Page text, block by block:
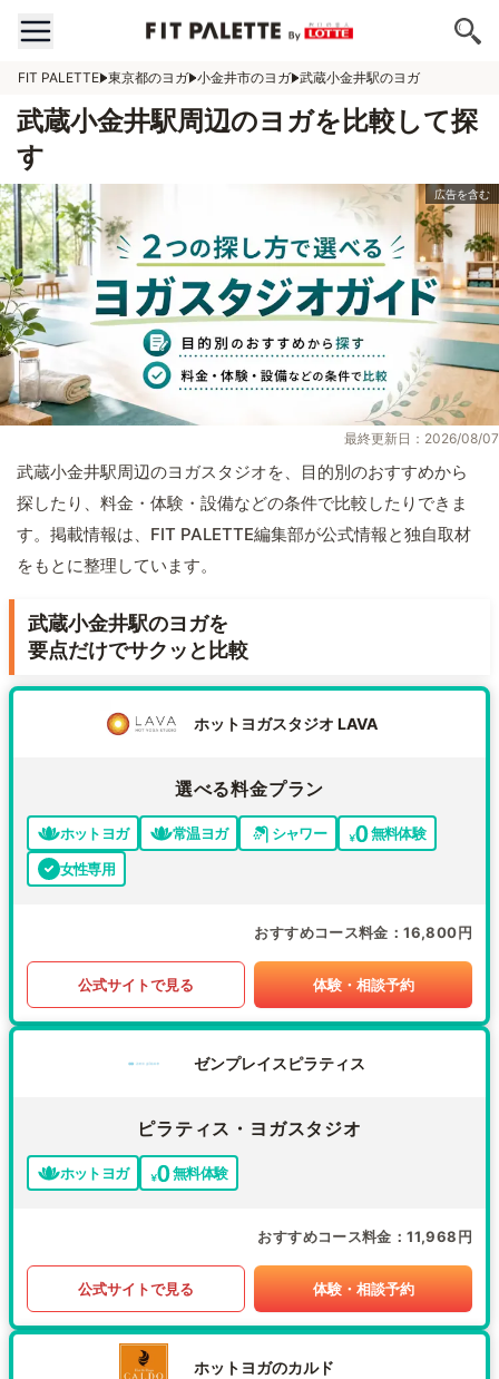
FIT PALETTE 東京都のヨガ 小金井市のヨガ 武蔵小金井駅のヨガ
武蔵小金井駅周辺のヨガを比較して探
す
最終更新日：2026/08/07
武蔵小金井駅周辺のヨガスタジオを、目的別のおすすめから
探したり、料金・体験・設備などの条件で比較したりできま
す。掲載情報は、FIT PALETTE編集部が公式情報と独自取材
をもとに整理しています。
武蔵小金井駅のヨガを
要点だけでサクッと比較
ホットヨガスタジオ LAVA
選べる料金プラン
ホットヨガ 常温ヨガ シャワー
無料体験
女性専用
おすすめコース料金 16,800円
公式サイトで見る 体験・相談予約
ゼンプレイスピラティス
ピラティス・ヨガスタジオ
ホットヨガ 無料体験
おすすめコース料金 11,968円
公式サイトで見る 体験・相談予約
ホットヨガのカルド